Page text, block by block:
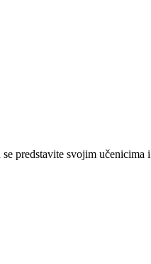
predstavite svojim učenicima i